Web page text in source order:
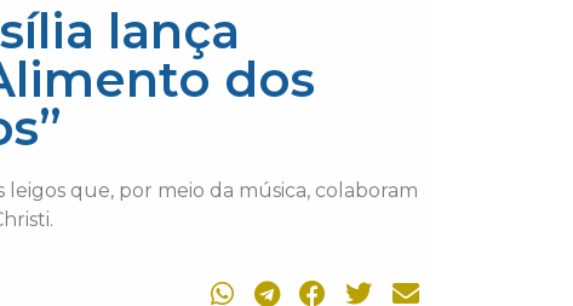
lança
dos
que, por meio da música, colaboram